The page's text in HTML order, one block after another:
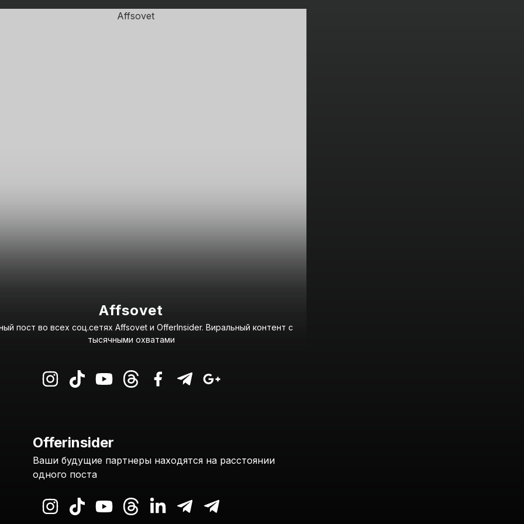
Affsovet
пост во всех соц.сетях Affsovet и OfferInsider. Виральный контент с
тысячными охватами
Offerinsider
Ваши будущие партнеры находятся на расстоянии
одного поста